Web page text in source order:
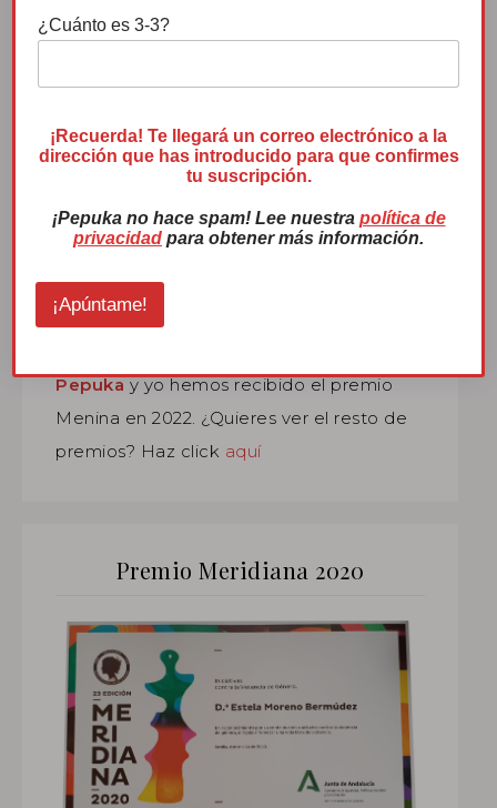
Premio Menina 2022
Pepukay yo hemos recibido el premio
Menina en 2022. ¿Quieres ver el resto de
premios? Haz click aquí
Premio Meridiana 2020
¿Cuánto es 3-3?
¡Recuerda! Te llegará un correo electrónico a la
dirección que has introducido para que confirmes
tu suscripción.
¡Pepuka no hace spam! Lee nuestra política de
privacidad para obtener más información.
¡Apúntame!